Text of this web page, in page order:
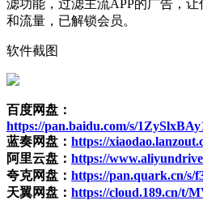
滤功能，过滤主流APP的广告，
和流量，已解锁会员。
软件截图
百度网盘：
https://pan.baidu.com/s/
蓝奏网盘： https://
阿里云盘： https://
夸克网盘： https://pan.quark.cn/s/
天翼网盘： https://cloud.189.cn/t/